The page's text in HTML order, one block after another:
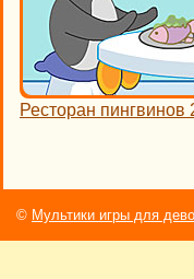
Ресторан пингвинов
© Мультики игры для